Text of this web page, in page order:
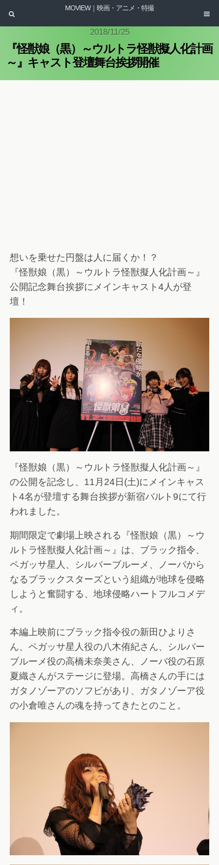
MOVIEW｜映画・アニメ・特撮
2018/11/25
『怪獣娘（黒）～ウルトラ怪獣擬人化計画
～』キャスト登壇舞台挨拶開催
想いを乗せた円盤は人に届くか！？
『怪獣娘（黒）～ウルトラ怪獣擬人化計画～』
公開記念舞台挨拶にメインキャスト4人が登
壇！
『怪獣娘（黒）～ウルトラ怪獣擬人化計画～』
の公開を記念し、11月24日(土)にメインキャス
ト4名が登壇する舞台挨拶が新宿バルト9にて行
われました。
期間限定で劇場上映される『怪獣娘（黒）～ウ
ルトラ怪獣擬人化計画～』は、ブラック指令、
ペガッサ星人、シルバーブルーメ、ノーバから
なるブラックスターズという組織が地球を侵略
しようと奮闘する、地球侵略ハートフルコメデ
ィ。
本編上映前にブラック指令役の新田ひよりさ
ん、ペガッサ星人役の八木侑紀さん、シルバー
ブルーメ役の高橋未奈美さん、ノーバ役の石原
夏織さんがステージに登場。高橋さんの手には
ガタノゾーアのソフビがあり、ガタノゾーア役
の小倉唯さんの魂を持ってきたとのこと。